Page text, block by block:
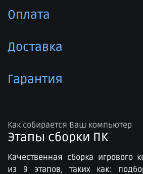
Оплата
Доставка
Гарантия
Как собирается Ваш компьютер
Этапы сборки ПК​
Качественная сборка игрового
из 9 этапов, таких как: